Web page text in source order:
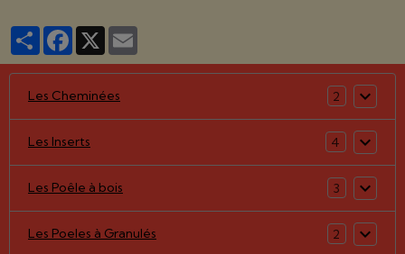
PartagerFacebook
X
Les Cheminées 2
Les Inserts 4
Les Poêle à bois 3
Les Poeles à Granulés 2